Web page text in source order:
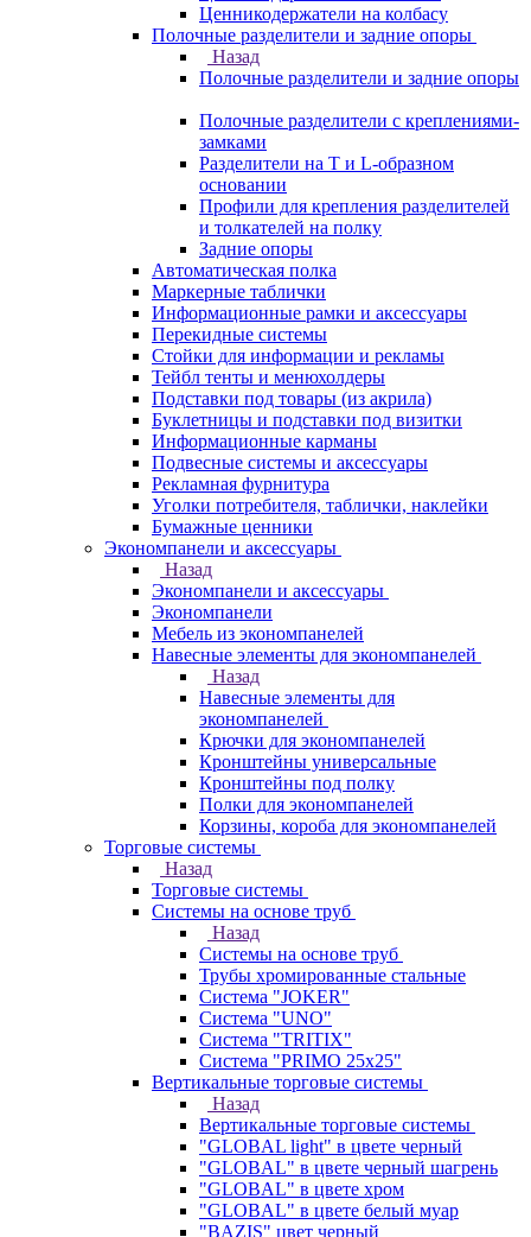
Ценникодержатели на колбасу
Полочные разделители и задние опоры
Назад
Полочные разделители и задние опоры
Полочные разделители с креплениями-
замками
Разделители на Т и L-образном
основании
Профили для крепления разделителей
и толкателей на полку
Задние опоры
Автоматическая полка
Маркерные таблички
Информационные рамки и аксессуары
Перекидные системы
Стойки для информации и рекламы
Тейбл тенты и менюхолдеры
Подставки под товары (из акрила)
Буклетницы и подставки под визитки
Информационные карманы
Подвесные системы и аксессуары
Рекламная фурнитура
Уголки потребителя, таблички, наклейки
Бумажные ценники
Экономпанели и аксессуары
Назад
Экономпанели и аксессуары
Экономпанели
Мебель из экономпанелей
Навесные элементы для экономпанелей
Назад
Навесные элементы для
экономпанелей
Крючки для экономпанелей
Кронштейны универсальные
Кронштейны под полку
Полки для экономпанелей
Корзины, короба для экономпанелей
Торговые системы
Назад
Торговые системы
Системы на основе труб
Назад
Системы на основе труб
Трубы хромированные стальные
Система "JOKER"
Система "UNO"
Система "TRITIX"
Система "PRIMO 25х25"
Вертикальные торговые системы
Назад
Вертикальные торговые системы
"GLOBAL light" в цвете черный
"GLOBAL" в цвете черный шагрень
"GLOBAL" в цвете хром
"GLOBAL" в цвете белый муар
"BAZIS" цвет черный